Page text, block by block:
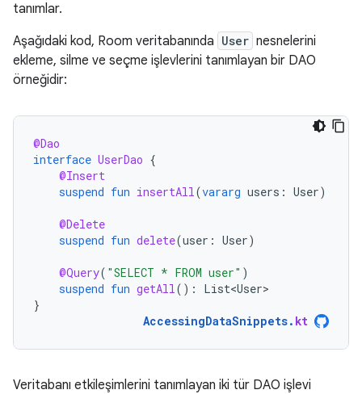
tanımlar.
Aşağıdaki kod, Room veritabanında User nesnelerini
ekleme, silme ve seçme işlevlerini tanımlayan bir DAO
örneğidir:
@Dao
interface UserDao {
@Insert
suspend fun insertAll(vararg users : User)
@Delete
suspend fun delete(user : User)
@Query( "SELECT * FROM user" )
suspend fun getAll():
List<User>
}
AccessingDataSnippets. kt
Veritabanı etkileşimlerini tanımlayan iki tür DAO işlevi